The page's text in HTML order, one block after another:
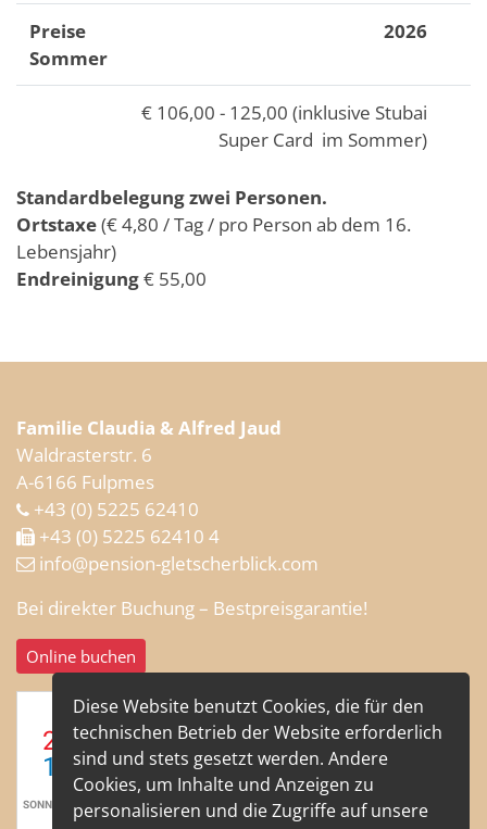
Diese Website benutzt Cookies, die für den
technischen Betrieb der Website erforderlich
sind und stets gesetzt werden. Andere
Cookies, um Inhalte und Anzeigen zu
personalisieren und die Zugriffe auf unsere
Preise
Sommer
2026
€ 106,00 - 125,00 (inklusive Stubai
Super Card im Sommer)
Standardbelegung zwei Personen.
Ortstaxe(€ 4,80 / Tag / pro Person ab dem 16.
Lebensjahr)
Endreinigung€ 55,00
Familie Claudia & Alfred Jaud
Waldrasterstr. 6
A-6166 Fulpmes
+43 (0) 5225 62410
+43 (0) 5225 62410 4
info@pension-gletscherblick.com
Bei direkter Buchung – Bestpreisgarantie!
Online buchen